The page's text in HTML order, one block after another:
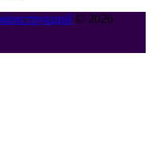
© 2026